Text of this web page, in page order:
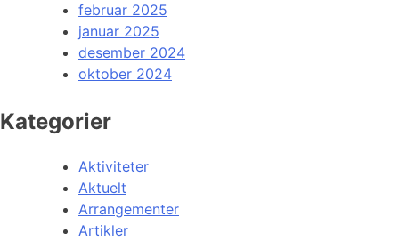
februar 2025
januar 2025
desember 2024
oktober 2024
Kategorier
Aktiviteter
Aktuelt
Arrangementer
Artikler